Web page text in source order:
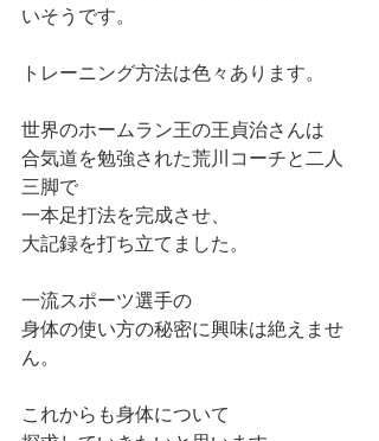
いそうです。
トレーニング方法は色々あります。
世界のホームラン王の王貞治さんは
合気道を勉強された荒川コーチと二人
三脚で
一本足打法を完成させ、
大記録を打ち立てました。
一流スポーツ選手の
身体の使い方の秘密に興味は絶えませ
ん。
これからも身体について